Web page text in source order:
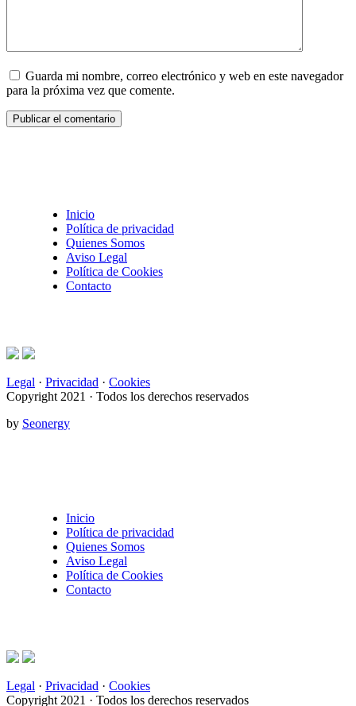
Guarda mi nombre, correo electrónico y web en este navegador
para la próxima vez que comente.
Inicio
Política de privacidad
Quienes Somos
Aviso Legal
Política de Cookies
Contacto
Legal · Privacidad · Cookies
Copyright 2021 · Todos los derechos reservados
by Seonergy
Inicio
Política de privacidad
Quienes Somos
Aviso Legal
Política de Cookies
Contacto
Legal · Privacidad · Cookies
Copyright 2021 · Todos los derechos reservados